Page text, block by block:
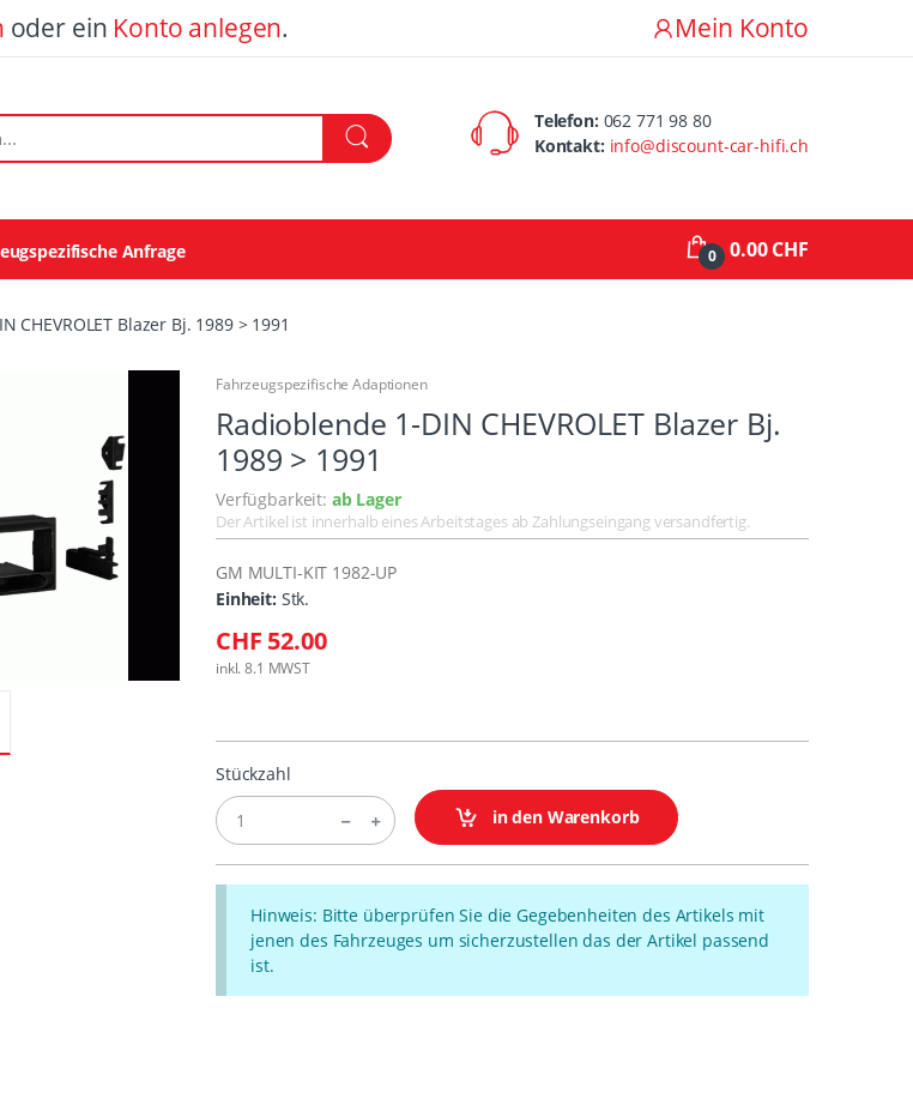
oder ein Konto anlegen. Mein Konto
Telefon: 062 771 98 80
Kontakt: info@discount-car-hifi.ch
Anfrage 0 0.00 CHF
CHEVROLET Blazer Bj. 1989 > 1991
Fahrzeugspezifische Adaptionen
Radioblende 1-DIN CHEVROLET Blazer Bj.
1989 > 1991
Verfügbarkeit: ab Lager
Der Artikel ist innerhalb eines Arbeitstages ab Zahlungseingang versandfertig.
GM MULTI-KIT 1982-UP
Einheit: Stk.
CHF 52.00
inkl. 8.1 MWST
Stückzahl
in den Warenkorb
Hinweis: Bitte überprüfen Sie die Gegebenheiten des Artikels mit
jenen des Fahrzeuges um sicherzustellen das der Artikel passend
ist.